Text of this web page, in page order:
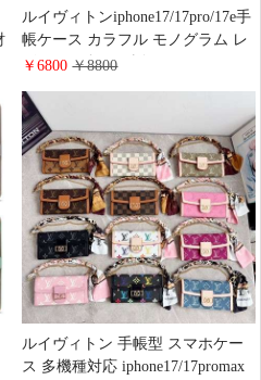
ルイヴィトンiphone17/17pro/17e手
帳ケース カラフル モノグラム レ
ザー 三つ折り 財布 vuitton
ッグ型 ショルダー ストラップ付
き 多機能 Galaxy s26/s25+カバー
ブランド レディース 人気
￥6800￥8800
ルイヴィトン 手帳型 スマホケー
ス 多機種対応 iphone17/17promax